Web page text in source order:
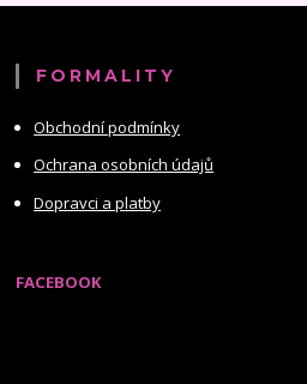
FORMALITY
Obchodní podmínky
Ochrana osobních údajů
Dopravci a platby
FACEBOOK